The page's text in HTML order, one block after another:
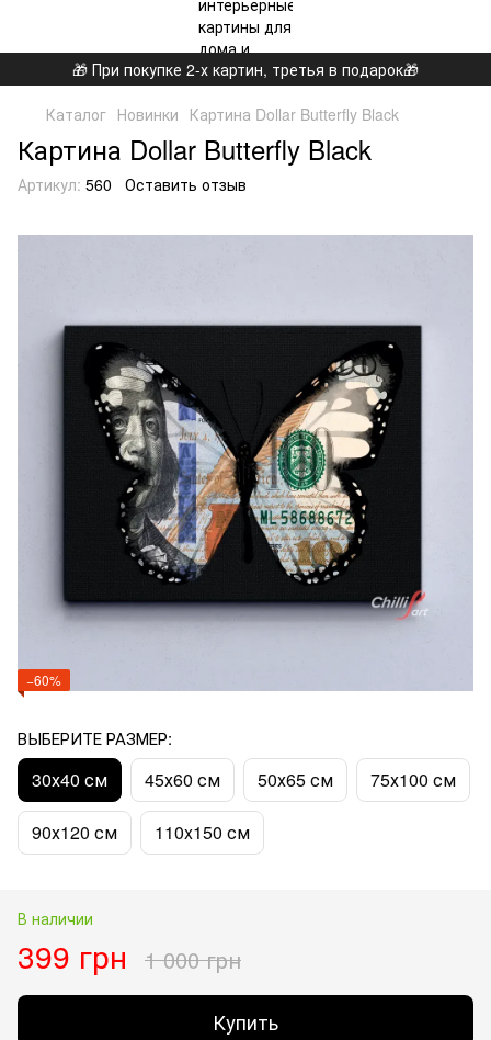
🎁 При покупке 2-х картин, третья в подарок🎁
Каталог Новинки Картина Dollar Butterfly Black
Картина Dollar Butterfly Black
Артикул: 560 Оставить отзыв
−60%
ВЫБЕРИТЕ РАЗМЕР:
30х40 см 45х60 см 50х65 см 75х100 см
90х120 см 110x150 см
В наличии
399 грн 1 000 грн
Купить